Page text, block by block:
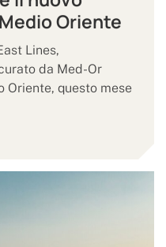
Oriente
Lines,
da Med-Or
Oriente, questo mese